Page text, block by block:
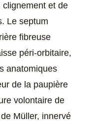
et de
Le septum
fibreuse
péri-orbitaire,
anatomiques
de la paupière
volontaire de
Müller, innervé